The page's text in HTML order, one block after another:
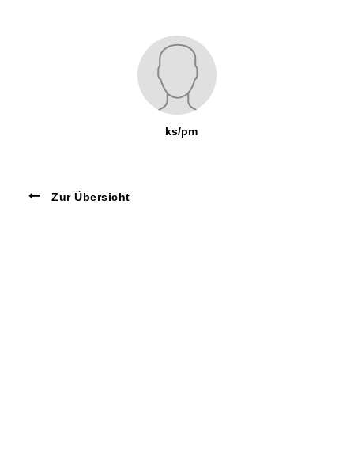
ks/pm
Zur Übersicht